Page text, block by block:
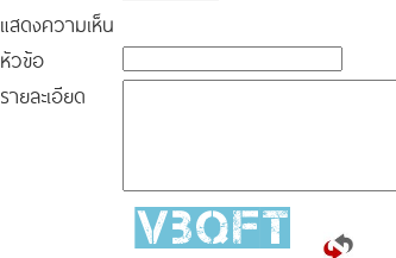
แสดงความเห็น
หัวข้อ
รายละเอียด